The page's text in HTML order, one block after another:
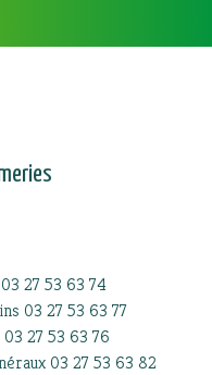
27 53 63 74
03 27 53 63 77
27 53 63 76
03 27 53 63 82